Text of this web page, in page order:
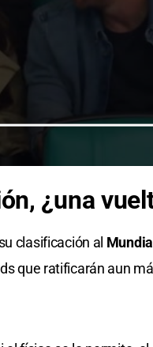
¿una
clasificación al
que ratificarán aun